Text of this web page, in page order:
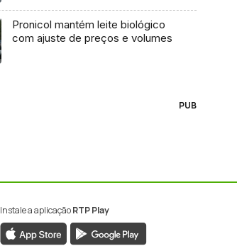
Pronicol mantém leite biológico
com ajuste de preços e volumes
PUB
Instale a aplicaçãoRTP Play